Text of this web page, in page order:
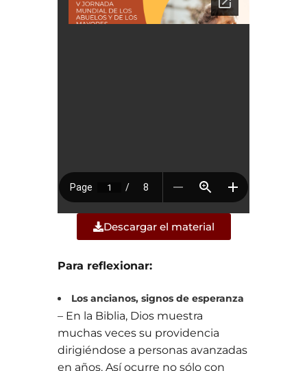
Descargar el material
Para reflexionar:
Los ancianos, signos de esperanza
– En la Biblia, Dios muestra
muchas veces su providencia
dirigiéndose a personas avanzadas
en años. Así ocurre no sólo con